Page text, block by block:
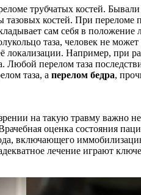
трубчатых костей.
костей. При переломе
сам себя в
таза, человек не может
Например, при
перелом таза
таза, а перелом бедра,
на такую травму важно
оценка состояния
включающего
лечение играют